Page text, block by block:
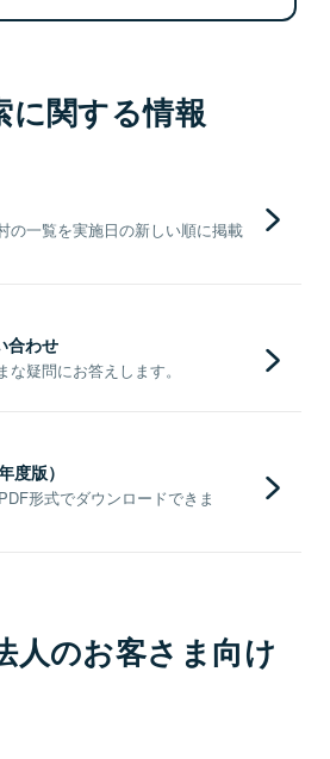
に関する情報
の一覧を実施日の新しい順に掲載
合わせ
疑問にお答えします。
度版）
形式でダウンロードできま
人のお客さま向け